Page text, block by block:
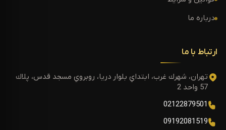
درباره ما
ارتباط با ما
تهران، شهرك غرب، ابتداي بلوار دريا، روبروي مسجد قدس، پلاك
57 واحد 2
02122879501
09192081519